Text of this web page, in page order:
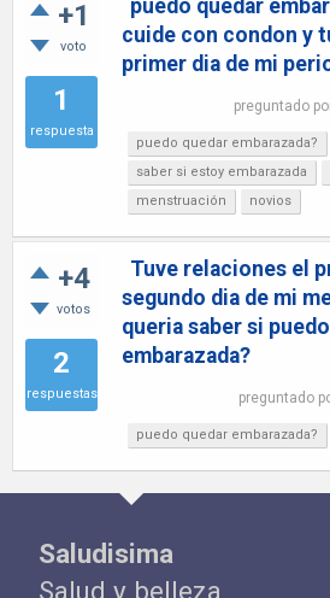
+1
voto
1
respuesta
puedo quedar
cuide con condon y
primer dia de mi
preguntado
puedo quedar embarazada?
saber si estoy embarazada
menstruación
novios
+4
votos
2
respuestas
Tuve relaciones el
segundo dia de mi
queria saber si
embarazada?
preguntado
puedo quedar embarazada?
Saludisima
Salud y belleza